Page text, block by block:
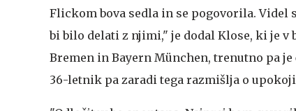
Flickom bova sedla in se pogovorila.
bi bilo delati z njimi," je dodal Klose, ki je
Bremen in Bayern München, trenutno pa
36-letnik pa zaradi tega razmišlja o